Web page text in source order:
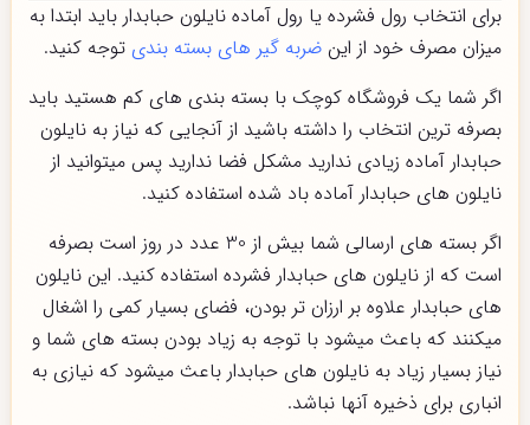
برای انتخاب رول فشرده یا رول آماده نایلون حبابدار باید ابتدا به
میزان مصرف خود از این ضربه گیر های بسته بندی توجه کنید.
اگر شما یک فروشگاه کوچک با بسته بندی های کم هستید باید
بصرفه ترین انتخاب را داشته باشید از آنجایی که نیاز به نایلون
حبابدار آماده زیادی ندارید مشکل فضا ندارید پس میتوانید از
نایلون های حبابدار آماده باد شده استفاده کنید.
اگر بسته های ارسالی شما بیش از 30 عدد در روز است بصرفه
است که از نایلون های حبابدار فشرده استفاده کنید. این نایلون
های حبابدار علاوه بر ارزان تر بودن، فضای بسیار کمی را اشغال
میکنند که باعث میشود با توجه به زیاد بودن بسته های شما و
نیاز بسیار زیاد به نایلون های حبابدار باعث میشود که نیازی به
انباری برای ذخیره آنها نباشد.